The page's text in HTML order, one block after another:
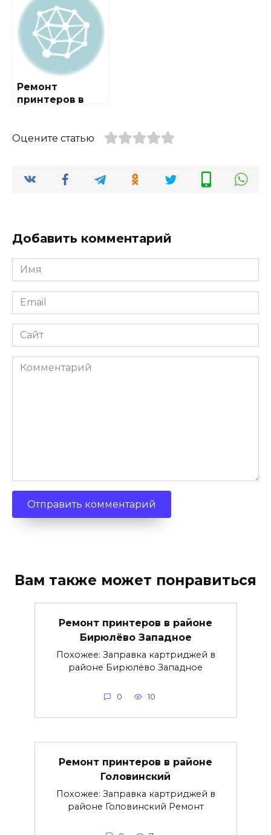
ий
Ремонт
принтеров в
Оцените статью
Добавить комментарий
Имя
Email
Сайт
Комментарий
Вам также может понравиться
Ремонт принтеров в районе
Бирюлёво Западное
Похожее: Заправка картриджей в
районе Бирюлёво Западное
0 10
Ремонт принтеров в районе
Головинский
Похожее: Заправка картриджей в
районе Головинский Ремонт